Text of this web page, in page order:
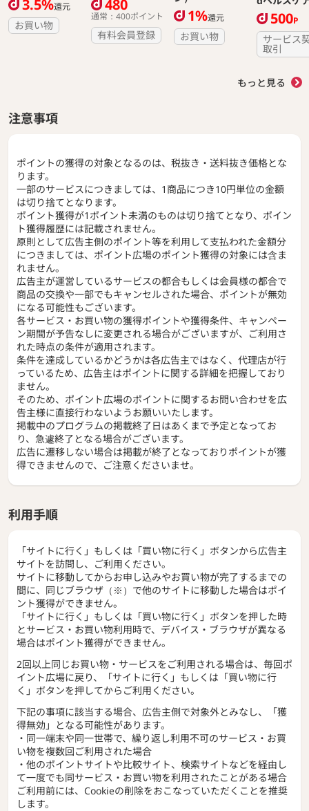
3.5%還元
お買い物
480
通常：400ポイント
有料会員登録
1%還元
お買い物
500P
サービス
取引
もっと見る
注意事項
ポイントの獲得の対象となるのは、税抜き・送料抜き価格とな
ります。
一部のサービスにつきましては、1商品につき10円単位の金額
は切り捨てとなります。
ポイント獲得が1ポイント未満のものは切り捨てとなり、ポイン
ト獲得履歴には記載されません。
原則として広告主側のポイント等を利用して支払われた金額分
につきましては、ポイント広場のポイント獲得の対象には含ま
れません。
広告主が運営しているサービスの都合もしくは会員様の都合で
商品の交換や一部でもキャンセルされた場合、ポイントが無効
になる可能性もございます。
各サービス・お買い物の獲得ポイントや獲得条件、キャンペー
ン期間が予告なしに変更される場合がございますが、ご利用さ
れた時点の条件が適用されます。
条件を達成しているかどうかは各広告主ではなく、代理店が行
っているため、広告主はポイントに関する詳細を把握しており
ません。
そのため、ポイント広場のポイントに関するお問い合わせを広
告主様に直接行わないようお願いいたします。
掲載中のプログラムの掲載終了日はあくまで予定となってお
り、急遽終了となる場合がございます。
広告に遷移しない場合は掲載が終了となっておりポイントが獲
得できませんので、ご注意くださいませ。
利用手順
「サイトに行く」もしくは「買い物に行く」ボタンから広告主
サイトを訪問し、ご利用ください。
サイトに移動してからお申し込みやお買い物が完了するまでの
間に、同じブラウザ（※）で他のサイトに移動した場合はポイ
ント獲得ができません。
「サイトに行く」もしくは「買い物に行く」ボタンを押した時
とサービス・お買い物利用時で、デバイス・ブラウザが異なる
場合はポイント獲得ができません。
2回以上同じお買い物・サービスをご利用される場合は、毎回ポ
イント広場に戻り、「サイトに行く」もしくは「買い物に行
く」ボタンを押してからご利用ください。
下記の事項に該当する場合、広告主側で対象外とみなし、「獲
得無効」となる可能性があります。
・同一端末や同一世帯で、繰り返し利用不可のサービス・お買
い物を複数回ご利用された場合
・他のポイントサイトや比較サイト、検索サイトなどを経由し
て一度でも同サービス・お買い物を利用されたことがある場合
ご利用前には、Cookieの削除をおこなっていただくことを推奨
します。